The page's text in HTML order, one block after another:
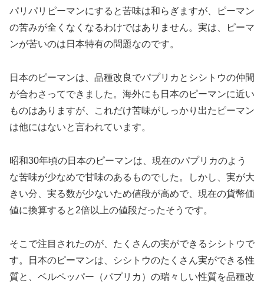
パリパリピーマンにすると苦味は和らぎますが、ピーマン
の苦みが全くなくなるわけではありません。実は、ピーマ
ンが苦いのは日本特有の問題なのです。
日本のピーマンは、品種改良でパプリカとシシトウの仲間
が合わさってできました。海外にも日本のピーマンに近い
ものはありますが、これだけ苦味がしっかり出たピーマン
は他にはないと言われています。
昭和30年頃の日本のピーマンは、現在のパプリカのよう
な苦味が少なめで甘味のあるものでした。しかし、実が大
きい分、実る数が少ないため値段が高めで、現在の貨幣価
値に換算すると2倍以上の値段だったそうです。
そこで注目されたのが、たくさんの実ができるシシトウで
す。日本のピーマンは、シシトウのたくさん実ができる性
質と、ベルペッパー（パプリカ）の瑞々しい性質を品種改